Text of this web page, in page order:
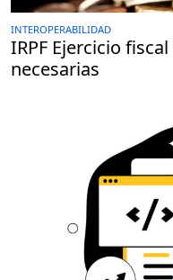
INTEROPERABILIDAD
IRPF Ejercicio
necesarias